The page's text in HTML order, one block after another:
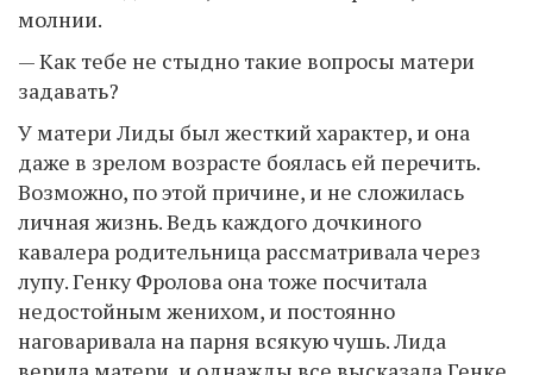
молнии.
— Как тебе не стыдно такие вопросы матери
задавать?
У матери Лиды был жесткий характер, и она
даже в зрелом возрасте боялась ей перечить.
Возможно, по этой причине, и не сложилась
личная жизнь. Ведь каждого дочкиного
кавалера родительница рассматривала через
лупу. Генку Фролова она тоже посчитала
недостойным женихом, и постоянно
наговаривала на парня всякую чушь. Лида